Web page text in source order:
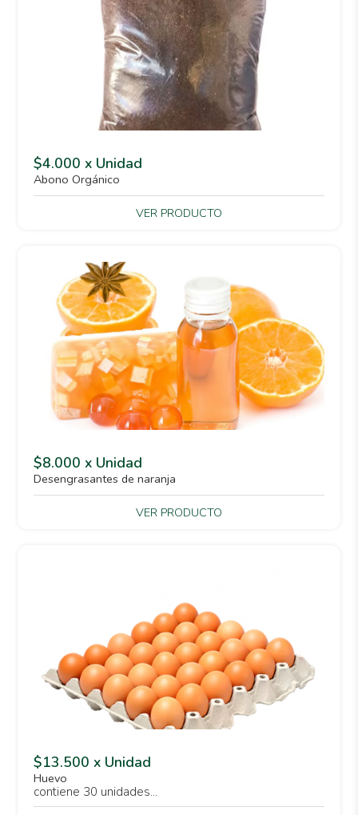
$4.000 x Unidad
Abono Orgánico
VER PRODUCTO
$8.000 x Unidad
Desengrasantes de naranja
VER PRODUCTO
$13.500 x Unidad
Huevo
contiene 30 unidades...